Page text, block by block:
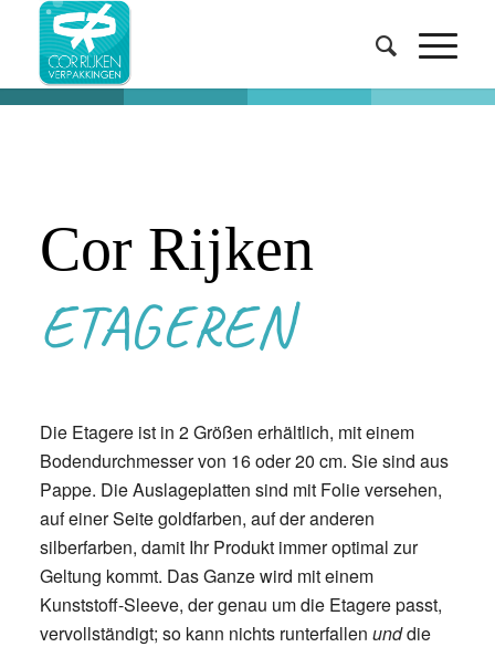
Cor Rijken
ETAGEREN
Die Etagere ist in 2 Größen erhältlich, mit einem
Bodendurchmesser von 16 oder 20 cm. Sie sind aus
Pappe. Die Auslageplatten sind mit Folie versehen,
auf einer Seite goldfarben, auf der anderen
silberfarben, damit Ihr Produkt immer optimal zur
Geltung kommt. Das Ganze wird mit einem
Kunststoff-Sleeve, der genau um die Etagere passt,
vervollständigt; so kann nichts runterfallen unddie